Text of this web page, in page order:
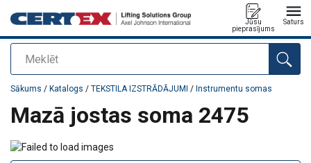
Meklēt
Jūsu
pieprasījums
Saturs
Pievienots jūsu pasūtījumam
Sākums / Katalogs / TEKSTILA IZSTRĀDĀJUMI / Instrumentu somas
Mazā jostas soma 2475